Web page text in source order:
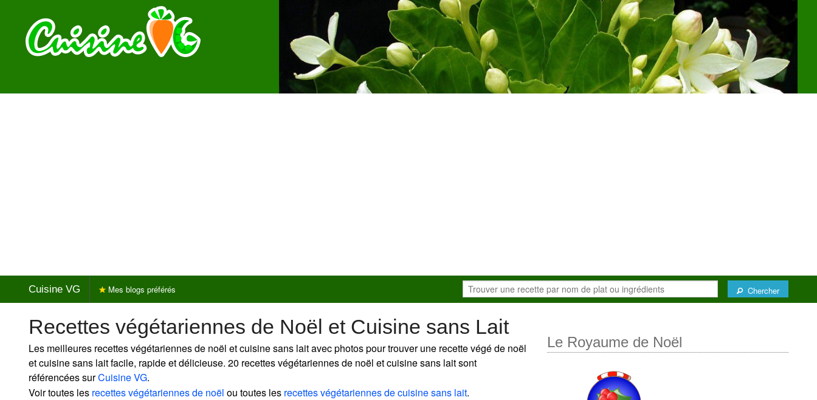
Cuisine VG Chercher
Mes blogs préférés
Recettes végétariennes de Noël et Cuisine sans Lait
Les meilleures recettes végétariennes de noël et cuisine sans lait avec photos pour trouver une recette végé de noël
et cuisine sans lait facile, rapide et délicieuse. 20 recettes végétariennes de noël et cuisine sans lait sont
référencées surCuisine VG.
Voir toutes les recettes végétariennes de noël ou toutes les recettes végétariennes de cuisine sans lait.
Le Royaume de Noël